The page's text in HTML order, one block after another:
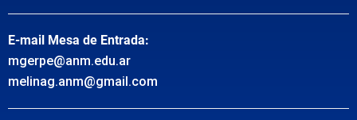
E-mail Mesa de Entrada:
mgerpe@anm.edu.ar
melinag.anm@gmail.com